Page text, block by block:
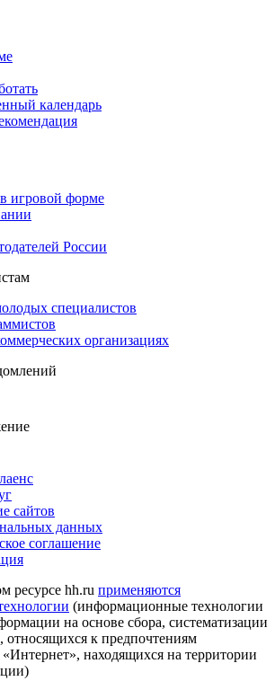
календарь
игровой форме
России
специалистов
организациях
сайтов
данных
соглашение
ресурсе hh.ru применяются
(информационные технологии
на основе сбора, систематизации
относящихся к предпочтениям
«Интернет», находящихся на территории